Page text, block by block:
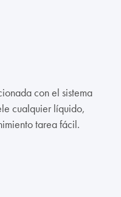
con el sistema
cualquier líquido,
tarea fácil.